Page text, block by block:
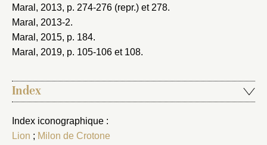
Maral, 2013, p. 274-276 (repr.) et 278.
Maral, 2013-2.
Maral, 2015, p. 184.
Maral, 2019, p. 105-106 et 108.
Index
Index iconographique :
Lion ; Milon de Crotone